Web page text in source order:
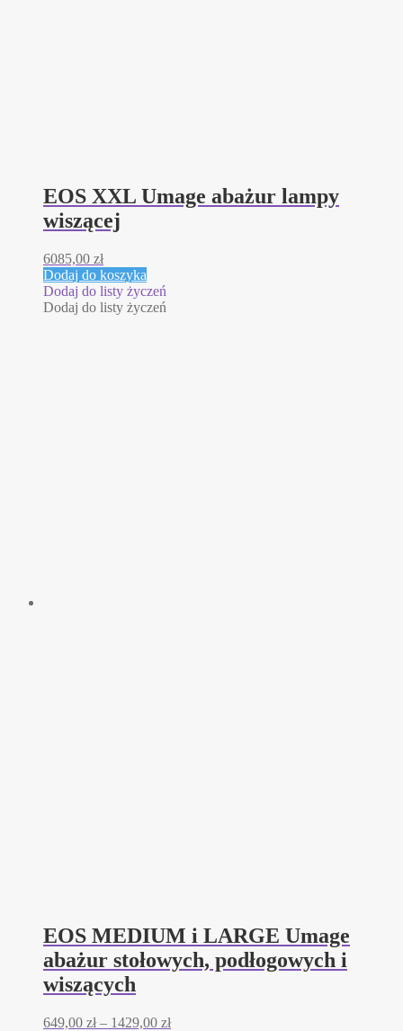
EOS XXL Umage abażur lampy
wiszącej
6085,00 zł
Dodaj do koszyka
Dodaj do listy życzeń
Dodaj do listy życzeń
EOS MEDIUM i LARGE Umage
abażur stołowych, podłogowych i
wiszących
649,00 zł – 1429,00 złZakres